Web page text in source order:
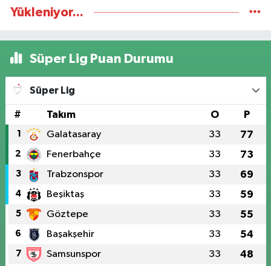
Yükleniyor...
Süper Lig Puan Durumu
Süper Lig
# Takım O P
1 Galatasaray 33 77
2 Fenerbahçe 33 73
3 Trabzonspor 33 69
4 Beşiktaş 33 59
5 Göztepe 33 55
6 Başakşehir 33 54
7 Samsunspor 33 48